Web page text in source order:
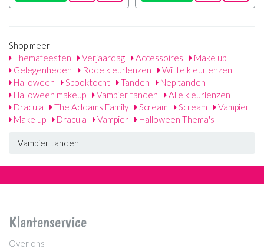
Shop meer
Themafeesten
Verjaardag Accessoires
Make up
Gelegenheden
Rode kleurlenzen
Witte kleurlenzen
Halloween
Spooktocht Tanden
Nep tanden
Halloween makeup
Vampier tanden
Alle kleurlenzen
Dracula
The Addams Family Scream Scream
Vampier
Make up
Dracula Vampier Halloween Thema's
Vampier tanden
Klantenservice
Over ons